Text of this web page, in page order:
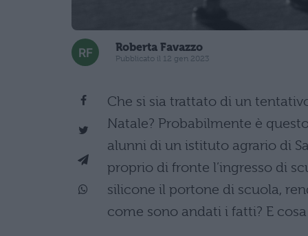
Roberta Favazzo
Pubblicato il 12 gen 2023
Che si sia trattato di un
Natale? Probabilmente è
alunni di un istituto agrario di
proprio di fronte l’ingresso di
silicone il portone di scuola,
come sono andati i fatti? E